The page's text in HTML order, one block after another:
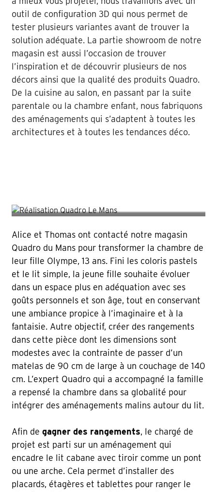
outil de configuration 3D qui nous permet de
tester plusieurs variantes avant de trouver la
solution adéquate. La partie showroom de notre
magasin est aussi l’occasion de trouver
l’inspiration et de découvrir plusieurs de nos
décors ainsi que la qualité des produits Quadro.
De la cuisine au salon, en passant par la suite
parentale ou la chambre enfant, nous fabriquons
des aménagements qui s’adaptent à toutes les
architectures et à toutes les tendances déco.
Alice et Thomas ont contacté notre magasin
Quadro du Mans pour transformer la chambre de
leur fille Olympe, 13 ans. Fini les coloris pastels
et le lit simple, la jeune fille souhaite évoluer
dans un espace plus en adéquation avec ses
goûts personnels et son âge, tout en conservant
une ambiance propice à l’imaginaire et à la
fantaisie. Autre objectif, créer des rangements
dans cette pièce dont les dimensions sont
modestes avec la contrainte de passer d’un
matelas de 90 cm de large à un couchage de 140
cm. L’expert Quadro qui a accompagné la famille
a repensé la chambre dans sa globalité pour
intégrer des aménagements malins autour du lit.
Afin de gagner des rangements, le chargé de
projet est parti sur un aménagement qui
encadre le lit cabane avec tiroir comme un pont
ou une arche. Cela permet d’installer des
placards, étagères et tablettes pour ranger le